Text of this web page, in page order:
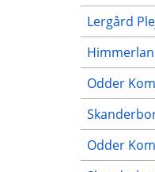
Lergård
Odder
Odder